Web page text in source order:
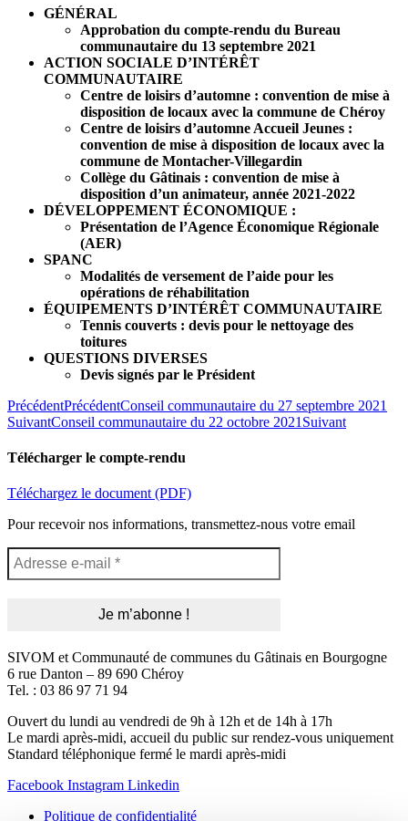
GÉNÉRAL
Approbation du compte-rendu du Bureau
communautaire du 13 septembre 2021
ACTION SOCIALE D’INTÉRÊT
COMMUNAUTAIRE
Centre de loisirs d’automne : convention de mise à
disposition de locaux avec la commune de Chéroy
Centre de loisirs d’automne Accueil Jeunes :
convention de mise à disposition de locaux avec la
commune de Montacher-Villegardin
Collège du Gâtinais : convention de mise à
disposition d’un animateur, année 2021-2022
DÉVELOPPEMENT ÉCONOMIQUE :
Présentation de l’Agence Économique Régionale
(AER)
SPANC
Modalités de versement de l’aide pour les
opérations de réhabilitation
ÉQUIPEMENTS D’INTÉRÊT COMMUNAUTAIRE
Tennis couverts : devis pour le nettoyage des
toitures
QUESTIONS DIVERSES
Devis signés par le Président
PrécédentPrécédentConseil communautaire du 27 septembre 2021
SuivantConseil communautaire du 22 octobre 2021 Suivant
Télécharger le compte-rendu
Téléchargez le document (PDF)
Pour recevoir nos informations, transmettez-nous votre email
SIVOM et Communauté de communes du Gâtinais en Bourgogne
6 rue Danton – 89 690 Chéroy
Tel. : 03 86 97 71 94
Ouvert du lundi au vendredi de 9h à 12h et de 14h à 17h
Le mardi après-midi, accueil du public sur rendez-vous uniquement
Standard téléphonique fermé le mardi après-midi
Facebook Instagram Linkedin
Politique de confidentialité